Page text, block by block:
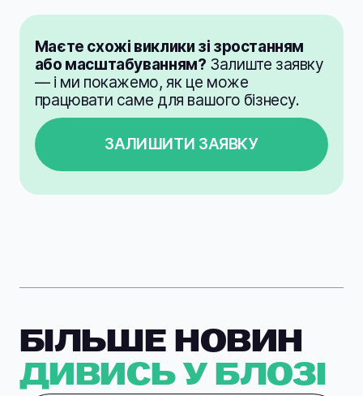
Маєте схожі виклики зі зростанням
або масштабуванням? Залиште заявку
— і ми покажемо, як це може
працювати саме для вашого бізнесу.
ЗАЛИШИТИ ЗАЯВКУ
БІЛЬШЕ НОВИН
ДИВИСЬ У БЛОЗІ